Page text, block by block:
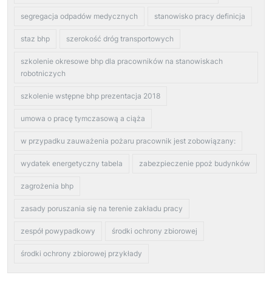
segregacja odpadów medycznych stanowisko pracy definicja
staz bhp szerokość dróg transportowych
szkolenie okresowe bhp dla pracowników na stanowiskach
robotniczych
szkolenie wstępne bhp prezentacja 2018
umowa o pracę tymczasową a ciąża
w przypadku zauważenia pożaru pracownik jest zobowiązany:
wydatek energetyczny tabela zabezpieczenie ppoż budynków
zagrożenia bhp
zasady poruszania się na terenie zakładu pracy
zespół powypadkowy środki ochrony zbiorowej
środki ochrony zbiorowej przykłady